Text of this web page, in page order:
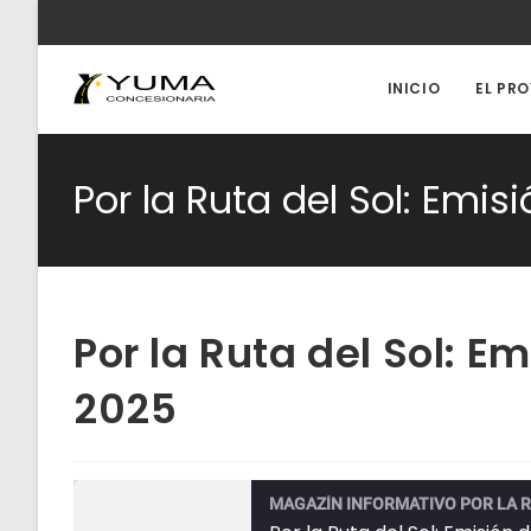
contenido
INICIO EL
Por la Ruta del Sol:
Por la Ruta del Sol:
2025
MAGAZÍN INFORMATIVO POR LA